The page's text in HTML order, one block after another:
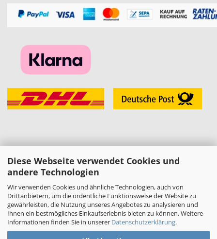
Diese Webseite verwendet Cookies und
andere Technologien
Wir verwenden Cookies und ähnliche Technologien, auch von
Drittanbietern, um die ordentliche Funktionsweise der Website zu
gewährleisten, die Nutzung unseres Angebotes zu analysieren und
Ihnen ein bestmögliches Einkaufserlebnis bieten zu können. Weitere
Informationen finden Sie in unserer Datenschutzerklärung.
KONTAKT
» Melzer Modellbau
Daniel Melzer
Alte Halberstädter Straße 22
38889 Blankenburg (Harz)
» Telefon: 03944-3665950
E-Mail:shop[at]melzer-modellbau.de